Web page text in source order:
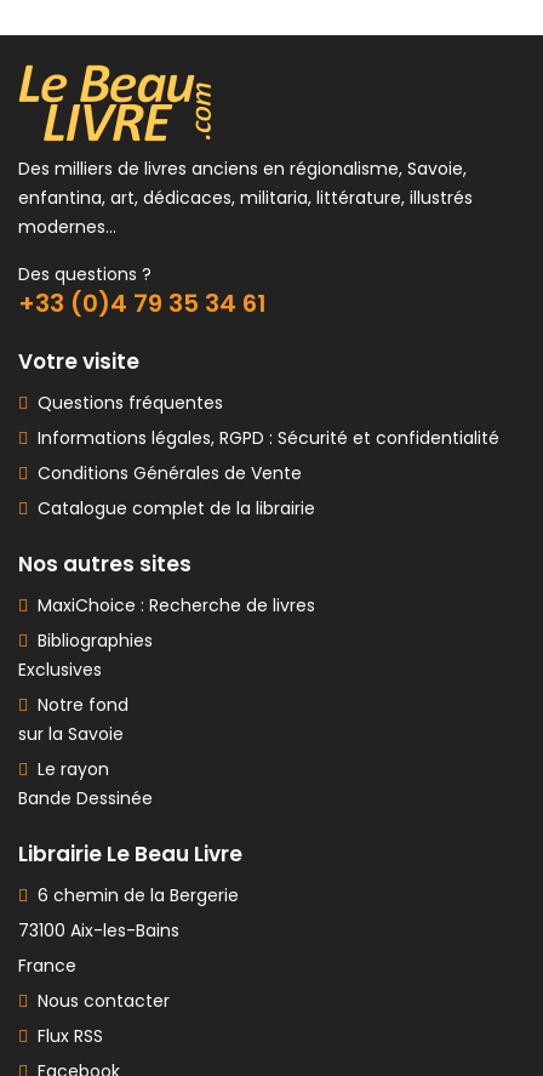
Des milliers de livres anciens en régionalisme, Savoie,
enfantina, art, dédicaces, militaria, littérature, illustrés
modernes...
Des questions ?
+33 (0)4 79 35 34 61
Votre visite
Questions fréquentes
Informations légales, RGPD : Sécurité et confidentialité
Conditions Générales de Vente
Catalogue complet de la librairie
Nos autres sites
MaxiChoice : Recherche de livres
Bibliographies
Exclusives
Notre fond
sur la Savoie
Le rayon
Bande Dessinée
Librairie Le Beau Livre
6 chemin de la Bergerie
73100 Aix-les-Bains
France
Nous contacter
Flux RSS